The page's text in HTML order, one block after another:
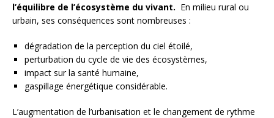
l’équilibre de l’écosystème du vivant. En milieu rural ou
urbain, ses conséquences sont nombreuses :
dégradation de la perception du ciel étoilé,
perturbation du cycle de vie des écosystèmes,
impact sur la santé humaine,
gaspillage énergétique considérable.
L’augmentation de l’urbanisation et le changement de rythme